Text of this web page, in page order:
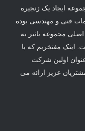
ایجاد یک زنجیره
فنی و مهندسی بوده
مجموعه تاثیر به
اینک مفتخریم که با
اولین شرکت
ساعته را به مشتریان عزیز ارائه می